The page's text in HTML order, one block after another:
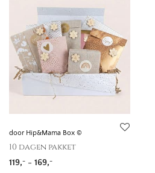
door Hip&Mama Box ©
10 dagen pakket
119,- - 169,-Prijsklasse: 119,- tot 169,-